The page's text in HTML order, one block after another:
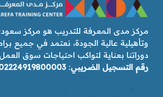
مركز مدى المعرفة للتدريب هو مركز
وتأهيلية عالية الجودة، نعتمد في جميع
دوراتنا بعناية لتواكب احتياجات سوق العمل
رقم التسجيل الضريبي: